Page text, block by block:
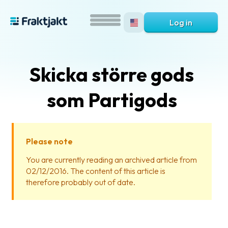
is
Fraktjakt?
Help?
Log in
Skicka större gods
som Partigods
Please note
You are currently reading an archived article from
02/12/2016. The content of this article is
therefore probably out of date.